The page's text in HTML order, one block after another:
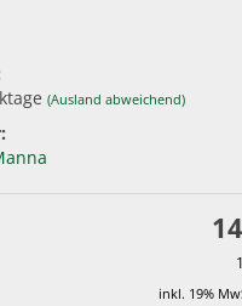
(Ausland abweichend)
inkl. 19%